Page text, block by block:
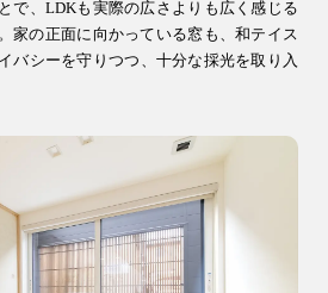
で、LDKも実際の広さよりも広く感じる
家の正面に向かっている窓も、和テイス
バシーを守りつつ、十分な採光を取り入